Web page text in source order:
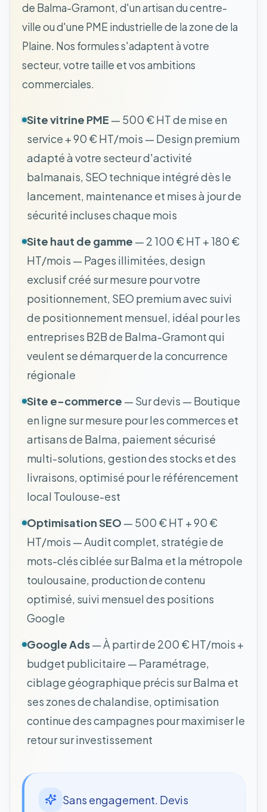
de Balma-Gramont, d'un artisan du centre-
ville ou d'une PME industrielle de la zone de la
Plaine. Nos formules s'adaptent à votre
secteur, votre taille et vos ambitions
commerciales.
Site vitrine PME — 500 € HT de mise en
service + 90 € HT/mois — Design premium
adapté à votre secteur d'activité
balmanais, SEO technique intégré dès le
lancement, maintenance et mises à jour de
sécurité incluses chaque mois
Site haut de gamme — 2 100 € HT + 180 €
HT/mois — Pages illimitées, design
exclusif créé sur mesure pour votre
positionnement, SEO premium avec suivi
de positionnement mensuel, idéal pour les
entreprises B2B de Balma-Gramont qui
veulent se démarquer de la concurrence
régionale
Site e-commerce — Sur devis — Boutique
en ligne sur mesure pour les commerces et
artisans de Balma, paiement sécurisé
multi-solutions, gestion des stocks et des
livraisons, optimisé pour le référencement
local Toulouse-est
Optimisation SEO — 500 € HT + 90 €
HT/mois — Audit complet, stratégie de
mots-clés ciblée sur Balma et la métropole
toulousaine, production de contenu
optimisé, suivi mensuel des positions
Google
Google Ads— À partir de 200 € HT/mois +
budget publicitaire — Paramétrage,
ciblage géographique précis sur Balma et
ses zones de chalandise, optimisation
continue des campagnes pour maximiser le
retour sur investissement
Sans engagement. Devis